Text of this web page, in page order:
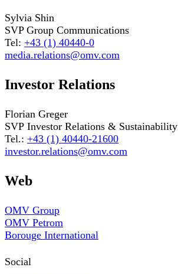
Sylvia Shin
SVP Group Communications
Tel: +43 (1) 40440-0
media.relations@omv.com
Investor Relations
Florian Greger
SVP Investor Relations & Sustainability
Tel.: +43 (1) 40440-21600
investor.relations@omv.com
Web
OMV Group
OMV Petrom
Borouge International
Social